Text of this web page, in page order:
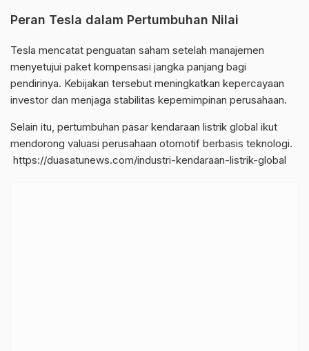
Peran Tesla dalam Pertumbuhan Nilai
Tesla mencatat penguatan saham setelah manajemen
menyetujui paket kompensasi jangka panjang bagi
pendirinya. Kebijakan tersebut meningkatkan kepercayaan
investor dan menjaga stabilitas kepemimpinan perusahaan.
Selain itu, pertumbuhan pasar kendaraan listrik global ikut
mendorong valuasi perusahaan otomotif berbasis teknologi.
https://duasatunews.com/industri-kendaraan-listrik-global